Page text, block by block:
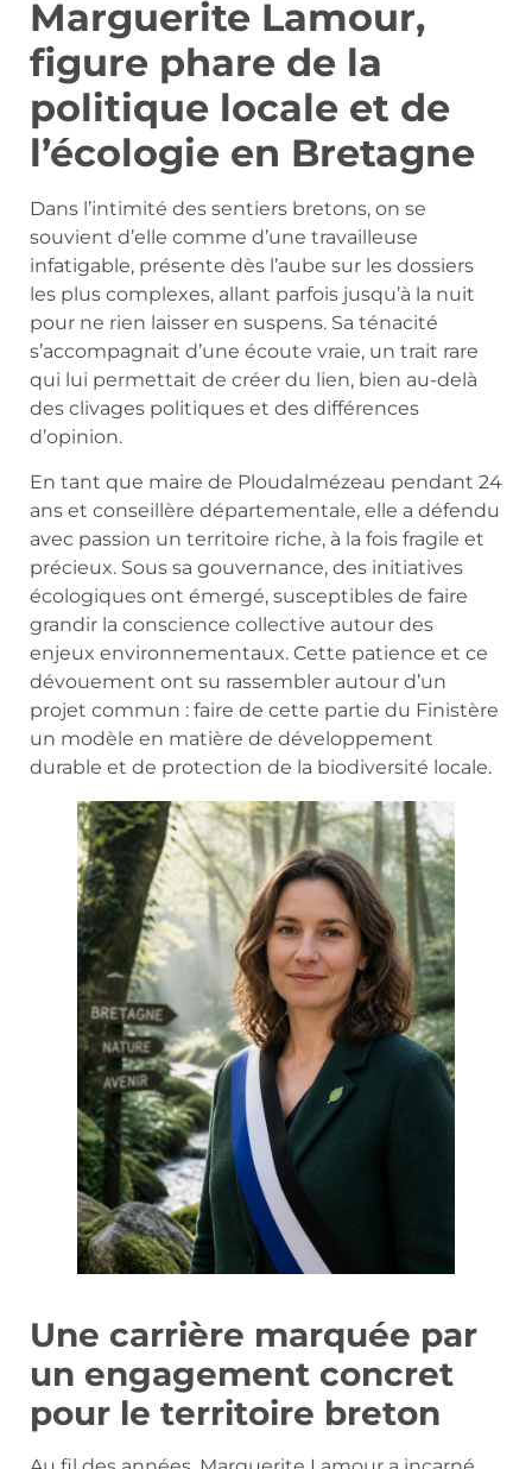
Marguerite Lamour,
figure phare de la
politique locale et de
l’écologie en Bretagne
Dans l’intimité des sentiers bretons, on se
souvient d’elle comme d’une travailleuse
infatigable, présente dès l’aube sur les dossiers
les plus complexes, allant parfois jusqu’à la nuit
pour ne rien laisser en suspens. Sa ténacité
s’accompagnait d’une écoute vraie, un trait rare
qui lui permettait de créer du lien, bien au-delà
des clivages politiques et des différences
d’opinion.
En tant que maire de Ploudalmézeau pendant 24
ans et conseillère départementale, elle a défendu
avec passion un territoire riche, à la fois fragile et
précieux. Sous sa gouvernance, des initiatives
écologiques ont émergé, susceptibles de faire
grandir la conscience collective autour des
enjeux environnementaux. Cette patience et ce
dévouement ont su rassembler autour d’un
projet commun : faire de cette partie du Finistère
un modèle en matière de développement
durable et de protection de la biodiversité locale.
Une carrière marquée par
un engagement concret
pour le territoire breton